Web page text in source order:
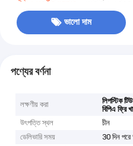
ভালো দাম
পণ্যের বর্ণনা
লক্ষণীয় করা লিপস্টিক
বিপিএ ফ্রি
উৎপত্তি স্থল
চীন
ডেলিভারি সময়
30 দিন পরে